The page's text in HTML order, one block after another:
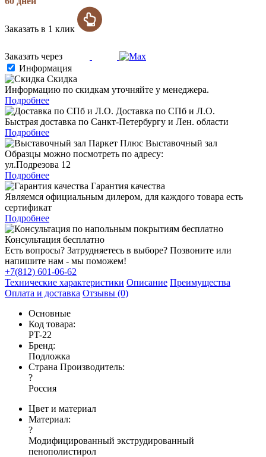
Заказать в 1 клик
Заказать через
Информация
Скидка
Информацию по скидкам уточняйте у менеджера.
Подробнее
Доставка по СПб и Л.О.
Быстрая доставка по Санкт-Петербургу и Лен. области
Подробнее
Выставочный зал
Образцы можно посмотреть по адресу:
ул.Подрезова 12
Подробнее
Гарантия качества
Являемся официальным дилером, для каждого товара есть
сертификат
Подробнее
Консультация бесплатно
Есть вопросы? Затрудняетесь в выборе? Позвоните или
напишите нам - мы поможем!
+7(812) 601-06-62
Технические характеристики Описание Преимущества
Оплата и доставка Отзывы (0)
Основные
Код товара:
PT-22
Бренд:
Подложка
Страна Производитель:
?
Россия
Цвет и материал
Материал:
?
Модифицированный экструдированный
пенополистирол